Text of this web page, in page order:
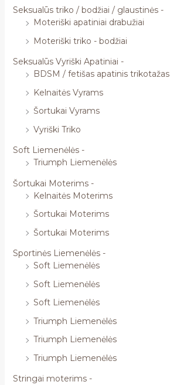
Seksualūs triko / bodžiai / glaustinės -
Moteriški apatiniai drabužiai
Moteriški triko - bodžiai
Seksualūs Vyriški Apatiniai -
BDSM / fetišas apatinis trikotažas
Kelnaitės Vyrams
Šortukai Vyrams
Vyriški Triko
Soft Liemenėlės -
Triumph Liemenėlės
Šortukai Moterims -
Kelnaitės Moterims
Šortukai Moterims
Šortukai Moterims
Sportinės Liemenėlės -
Soft Liemenėlės
Soft Liemenėlės
Soft Liemenėlės
Triumph Liemenėlės
Triumph Liemenėlės
Triumph Liemenėlės
Stringai moterims -